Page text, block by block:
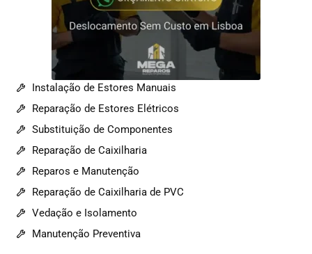
Instalação de Estores Manuais
Reparação de Estores Elétricos
Substituição de Componentes
Reparação de Caixilharia
Reparos e Manutenção
Reparação de Caixilharia de PVC
Vedação e Isolamento
Manutenção Preventiva